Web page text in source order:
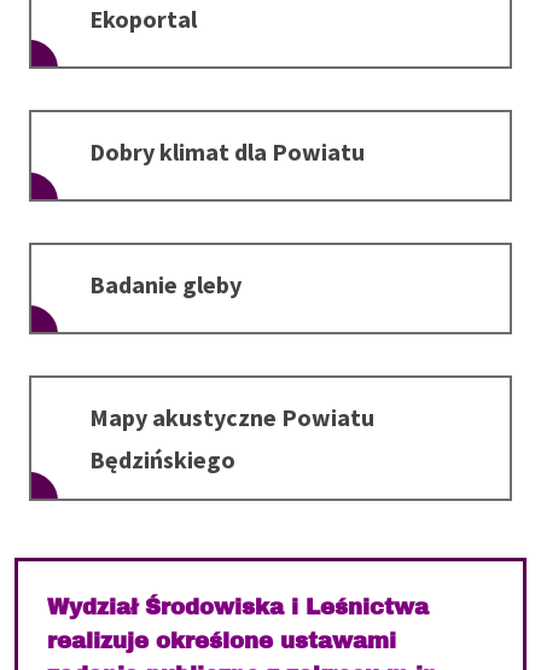
Ekoportal
Dobry klimat dla Powiatu
Badanie gleby
Mapy akustyczne Powiatu
Będzińskiego
Wydział Środowiska i Leśnictwa
realizuje określone ustawami